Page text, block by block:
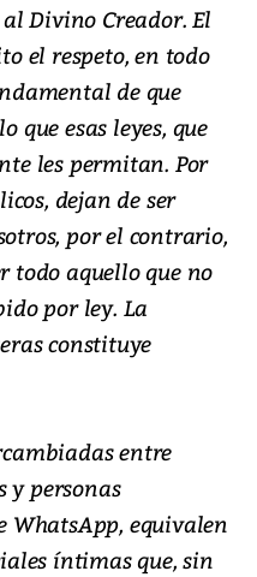
Divino Creador. El
el respeto, en todo
de que
que esas leyes, que
les permitan. Por
dejan de ser
por el contrario,
todo aquello que no
por ley. La
constituye
entre
y personas
WhatsApp, equivalen
íntimas que, sin